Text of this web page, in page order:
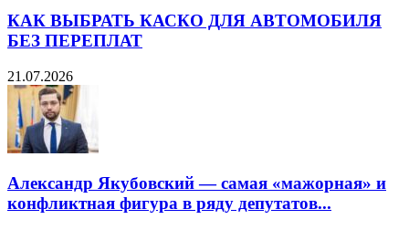
КАК ВЫБРАТЬ КАСКО ДЛЯ АВТОМОБИЛЯ
БЕЗ ПЕРЕПЛАТ
21.07.2026
Александр Якубовский — самая «мажорная» и
конфликтная фигура в ряду депутатов...